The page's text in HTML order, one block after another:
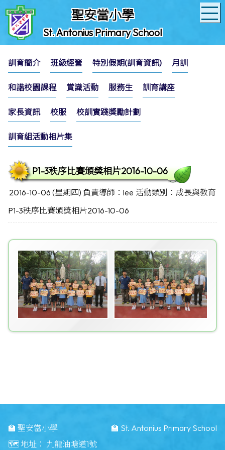
聖安當小學
St. Antonius Primary School
訓育簡介 班級經營 特別假期(訓育資訊) 月訓
和諧校園課程 賞識活動 服務生 訓育講座
家長資訊 校服 校訓實踐獎勵計劃
訓育組活動相片集
P1-3秩序比賽頒獎相片2016-10-06
2016-10-06 (星期四) 負責導師：lee 活動類別：成長與教育
P1-3秩序比賽頒獎相片2016-10-06
🏫 聖安當小學
🏫 St. Antonius Primary School
🗺️ 地址： 九龍油塘道1號